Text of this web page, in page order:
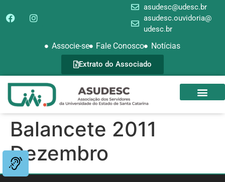
asudesc@udesc.br
asudesc.ouvidoria@
udesc.br
Associe-se Fale Conosco Notícias
Extrato do Associado
Balancete 2011
Dezembro